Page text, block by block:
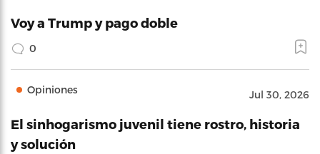
Voy a Trump y pago doble
0
Opiniones Jul 30, 2026
El sinhogarismo juvenil tiene rostro, historia
y solución